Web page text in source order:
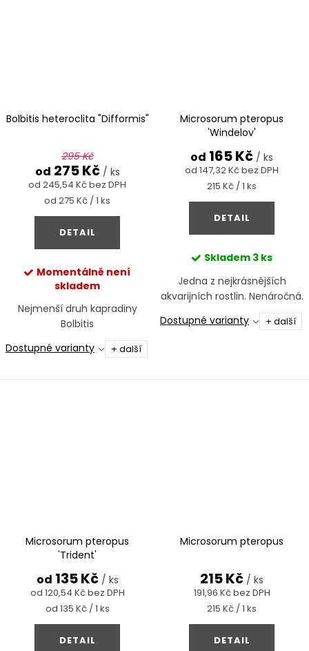
Bolbitis heteroclita "Difformis"
295 Kč
od 245,54 Kč bez DPH
od 275 Kč / ks
Měrná
cena:
od 275 Kč / 1 ks
DETAIL
Momentálně není
skladem
Nejmenší druh kapradiny
Bolbitis
Dostupné varianty
+ další
Microsorum pteropus
'Windelov'
od 147,32 Kč bez DPH
od 165 Kč / ks
Měrná
cena:
215 Kč / 1 ks
DETAIL
Skladem 3 ks
Jedna z nejkrásnějších
akvarijních rostlin. Nenáročná.
Dostupné varianty
+ další
Microsorum pteropus
'Trident'
od 120,54 Kč bez DPH
od 135 Kč / ks
Měrná
cena:
od 135 Kč / 1 ks
DETAIL
Microsorum pteropus
191,96 Kč bez DPH
215 Kč / ks
Měrná
cena:
215 Kč / 1 ks
DETAIL